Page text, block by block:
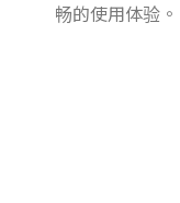
畅的使用体验。